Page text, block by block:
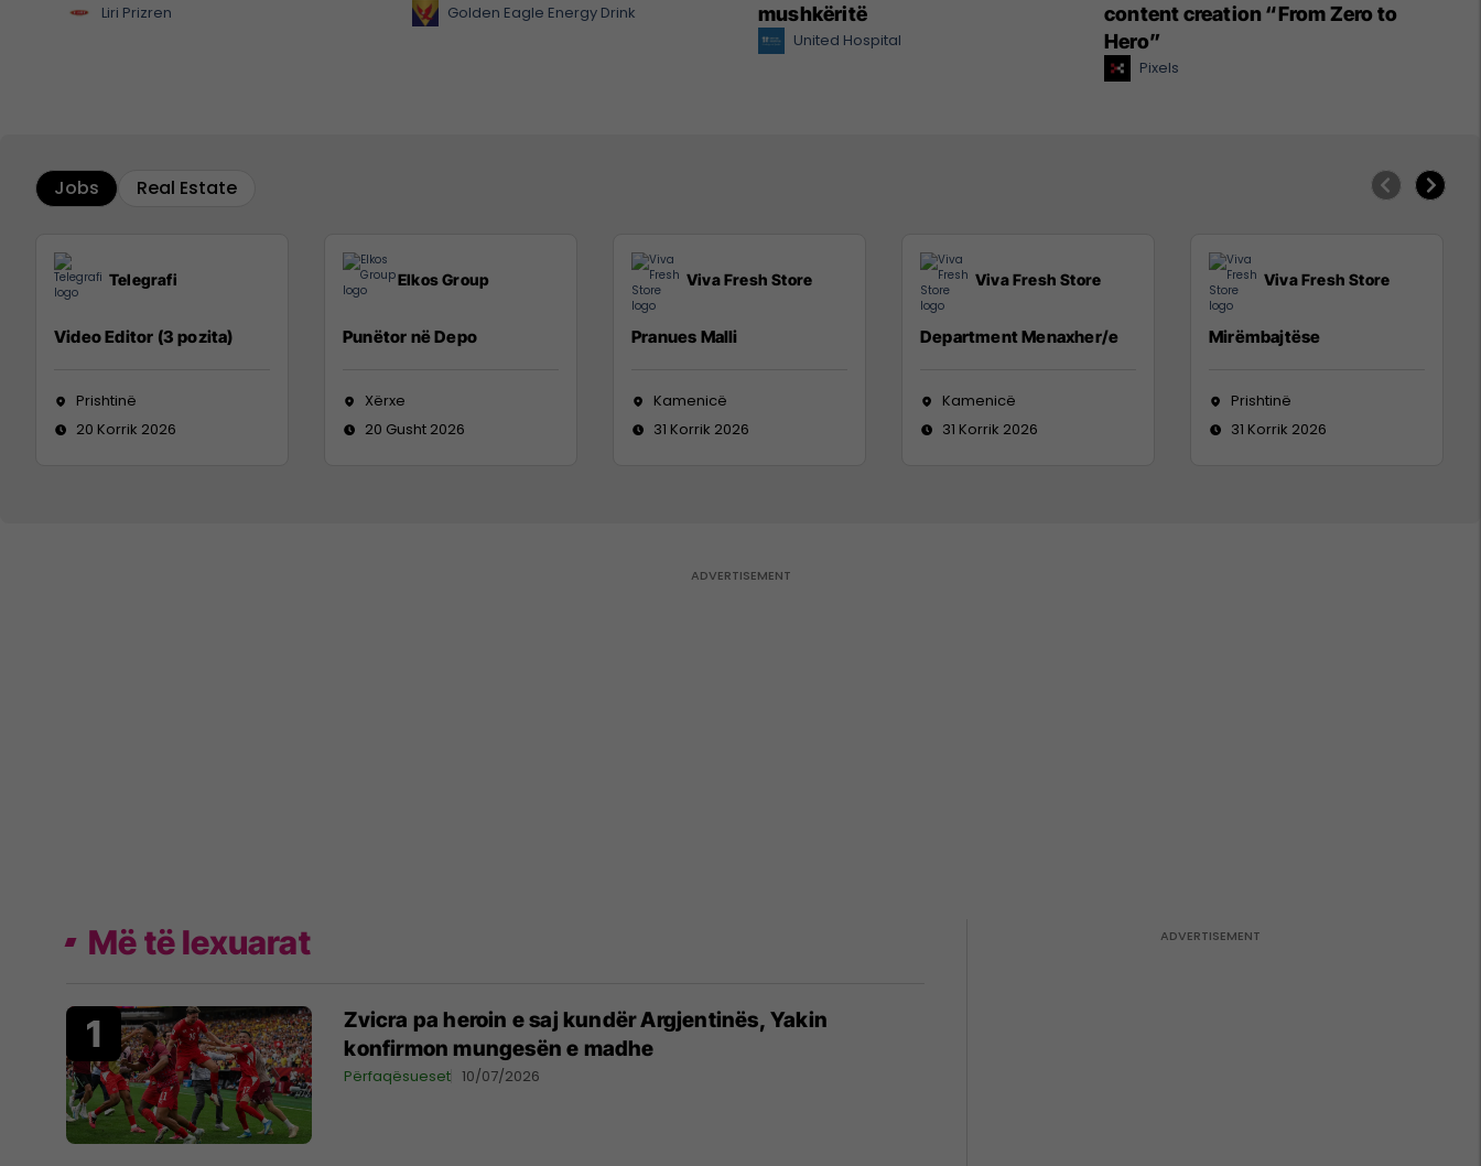
Liri Prizren Golden Eagle Energy Drink
mushkëritë
United Hospital
content creation “From Zero to
Hero”
Pixels
Jobs Real Estate
Telegrafi
Video Editor (3 pozita)
Prishtinë
20 Korrik 2026
Elkos Group
Punëtor në Depo
Xërxe
20 Gusht 2026
Viva Fresh Store
Pranues Malli
Kamenicë
31 Korrik 2026
Viva Fresh Store
Department Menaxher/e
Kamenicë
31 Korrik 2026
Viva Fresh Store
Mirëmbajtëse
Prishtinë
31 Korrik 2026
Më të lexuarat
Zvicra pa heroin e saj kundër Argjentinës, Yakin
konfirmon mungesën e madhe
Përfaqësueset 10/07/2026